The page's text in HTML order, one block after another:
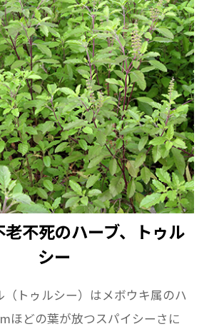
不死のハーブ、トゥル
シー
（トゥルシー）はメボウキ属のハ
ほどの葉が放つスパイシーさに